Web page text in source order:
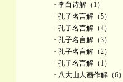
· 李白诗解（1）
· 孔子名言解（5）
· 孔子名言解（4）
· 孔子名言解（3）
· 孔子名言解（2）
· 孔子名言解（1）
· 八大山人画作解（6）